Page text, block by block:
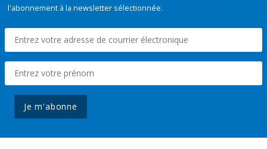
l'abonnement à la newsletter sélectionnée.
Je m'abonne